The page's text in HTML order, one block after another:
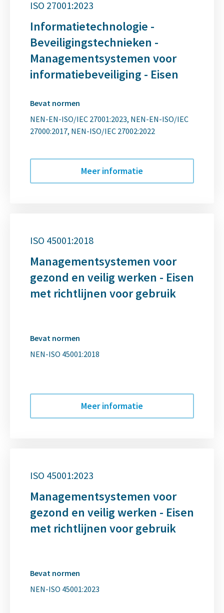
ISO 27001:2023
Informatietechnologie -
Beveiligingstechnieken -
Managementsystemen voor
informatiebeveiliging - Eisen
Bevat normen
NEN-EN-ISO/IEC 27001:2023 NEN-EN-ISO/IEC
27000:2017 NEN-ISO/IEC 27002:2022
Meer informatie
ISO 45001:2018
Managementsystemen voor
gezond en veilig werken - Eisen
met richtlijnen voor gebruik
Bevat normen
NEN-ISO 45001:2018
Meer informatie
ISO 45001:2023
Managementsystemen voor
gezond en veilig werken - Eisen
met richtlijnen voor gebruik
Bevat normen
NEN-ISO 45001:2023